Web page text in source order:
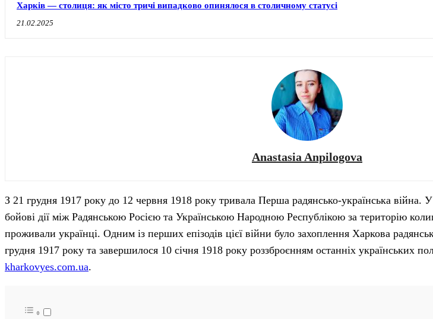
Харків — столиця: як місто тричі випадково опинялося в столичному статусі
21.02.2025
Anastasia Anpilogova
З 21 грудня 1917 року до 12 червня 1918 року тривала Перша радянсько-українська війна. У
бойові дії між Радянською Росією та Українською Народною Республікою за територію
проживали українці. Одним із перших епізодів цієї війни було захоплення Харкова
грудня 1917 року та завершилося 10 січня 1918 року роззброєнням останніх українських
kharkovyes.com.ua.